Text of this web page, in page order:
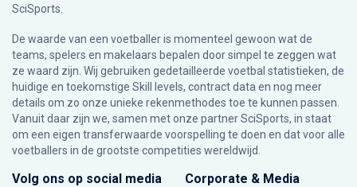
SciSports
De waarde van een voetballer is momenteel gewoon wat de
teams, spelers en makelaars bepalen door simpel te zeggen wat
ze waard zijn. Wij gebruiken gedetailleerde voetbal statistieken, de
huidige en toekomstige Skill levels, contract data en nog meer
details om zo onze unieke rekenmethodes toe te kunnen passen.
Vanuit daar zijn we, samen met onze partner SciSports, in staat
om een eigen transferwaarde voorspelling te doen en dat voor alle
voetballers in de grootste competities wereldwijd.
Volg ons op social media Corporate & Media